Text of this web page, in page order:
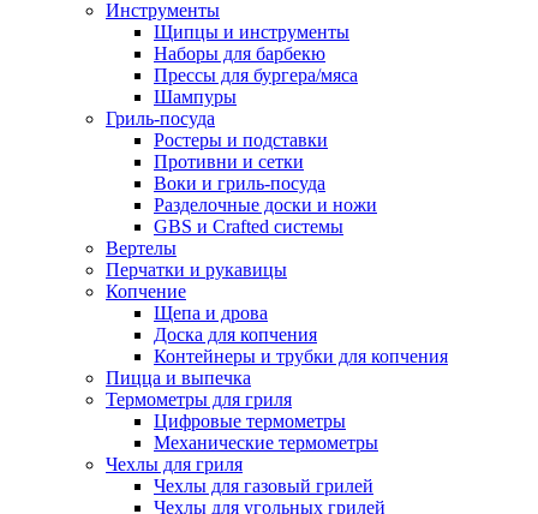
Инструменты
Щипцы и инструменты
Наборы для барбекю
Прессы для бургера/мяса
Шампуры
Гриль-посуда
Ростеры и подставки
Противни и сетки
Воки и гриль-посуда
Разделочные доски и ножи
GBS и Crafted системы
Вертелы
Перчатки и рукавицы
Копчение
Щепа и дрова
Доска для копчения
Контейнеры и трубки для копчения
Пицца и выпечка
Термометры для гриля
Цифровые термометры
Механические термометры
Чехлы для гриля
Чехлы для газовый грилей
Чехлы для угольных грилей